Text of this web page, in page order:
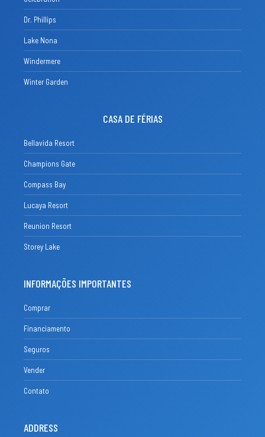
Dr. Phillips
Lake Nona
Windermere
Winter Garden
CASA DE FÉRIAS
Bellavida Resort
Champions Gate
Compass Bay
Lucaya Resort
Reunion Resort
Storey Lake
INFORMAÇÕES IMPORTANTES
Comprar
Financiamento
Seguros
Vender
Contato
ADDRESS